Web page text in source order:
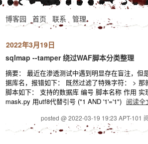
博客园 首页 联系 管理
2022年3月19日
sqlmap --tamper 绕过WAF脚本分类整理
摘要： 最近在渗透测试中遇到明显存在盲注，但
据库名，报错如下： 既然过滤了特殊字符： > 那
脚本如下： 支持的数据库 编号 脚本名称 作用 实
mask.py 用utf8代替引号 ("1 AND '1'='1") 阅读全
posted @ 2022-03-19 19:23 APT-101